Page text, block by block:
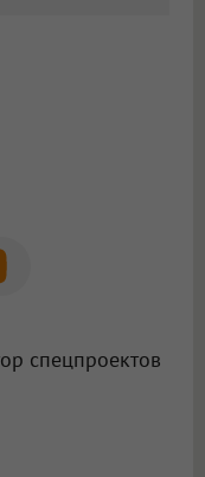
спецпроектов